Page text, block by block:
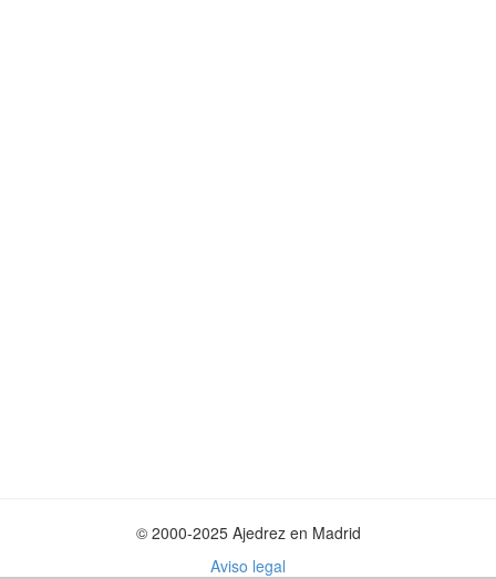
© 2000-2025 Ajedrez en Madrid
Aviso legal